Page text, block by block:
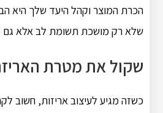
הכרת המוצר וקהל היעד שלך היא
שלא רק מושכת תשומת לב אלא גם
שקול את מטרת
כשזה מגיע לעיצוב אריזות, חשוב